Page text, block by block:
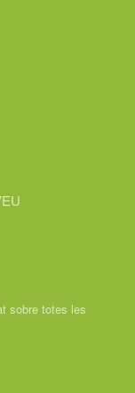
sobre totes les